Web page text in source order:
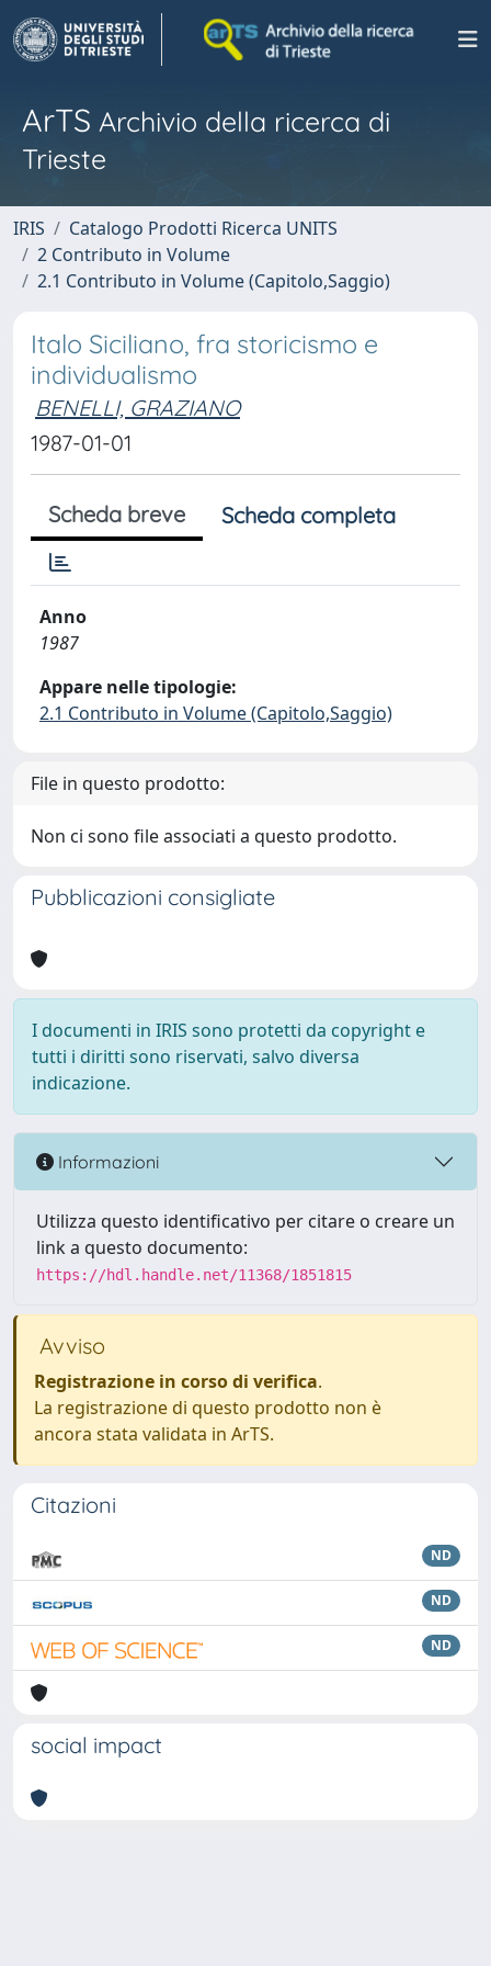
ArTS Archivio della ricerca di
Trieste
IRIS
Catalogo Prodotti Ricerca UNITS
2 Contributo in Volume
2.1 Contributo in Volume (Capitolo,Saggio)
Italo Siciliano, fra storicismo e
individualismo
BENELLI, GRAZIANO
1987-01-01
Scheda breve Scheda completa
Anno
1987
Appare nelle tipologie:
2.1 Contributo in Volume (Capitolo,Saggio)
File in questo prodotto:
Non ci sono file associati a questo prodotto.
Pubblicazioni consigliate
I documenti in IRIS sono protetti da copyright e
tutti i diritti sono riservati, salvo diversa
indicazione.
Informazioni
Utilizza questo identificativo per citare o creare un
link a questo documento:
https://hdl.handle.net/11368/1851815
Avviso
Registrazione in corso di verifica.
La registrazione di questo prodotto non è
ancora stata validata in ArTS.
Citazioni
ND
ND
ND
social impact